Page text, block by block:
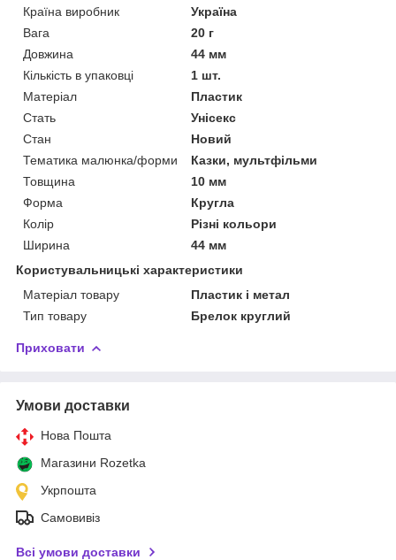
Країна виробник
Україна
Вага
20 г
Довжина
44 мм
Кількість в упаковці
1 шт.
Матеріал
Пластик
Стать
Унісекс
Стан
Новий
Тематика малюнка/форми
Казки, мультфільми
Товщина
10 мм
Форма
Кругла
Колір
Різні кольори
Ширина
44 мм
Користувальницькі характеристики
Матеріал товару
Пластик і метал
Тип товару
Брелок круглий
Приховати
Умови доставки
Нова Пошта
Магазини Rozetka
Укрпошта
Самовивіз
Всі умови доставки